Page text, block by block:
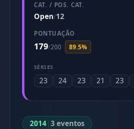
CAT. / POS. CAT.
Open/12
PONTUAÇÃO
179/200 89.5%
SÉRIES
23 24 23 21 23
2014|3 eventos